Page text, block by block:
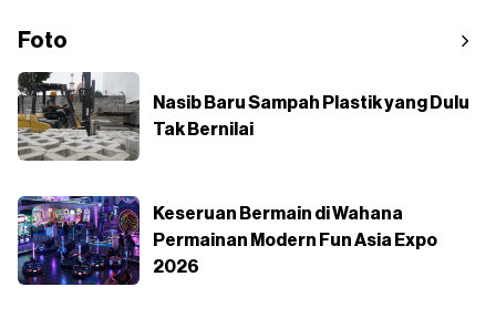
Foto
Nasib Baru Sampah Plastik yang Dulu
Tak Bernilai
Keseruan Bermain di Wahana
Permainan Modern Fun Asia Expo
2026